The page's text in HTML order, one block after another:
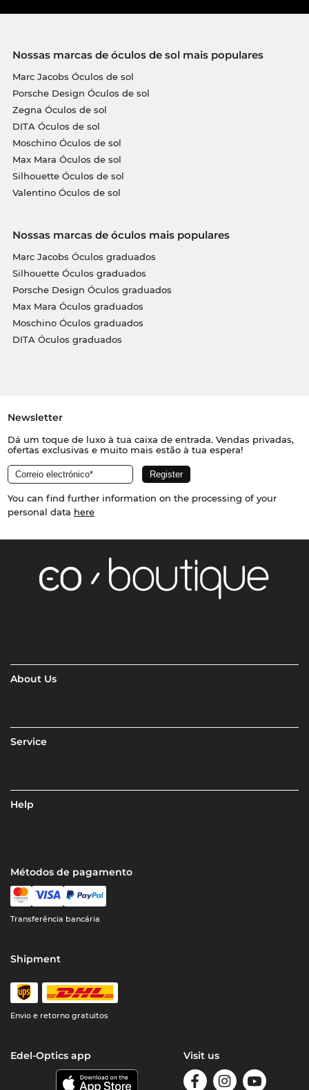
Nossas marcas de óculos de sol mais populares
Marc Jacobs Óculos de sol
Porsche Design Óculos de sol
Zegna Óculos de sol
DITA Óculos de sol
Moschino Óculos de sol
Max Mara Óculos de sol
Silhouette Óculos de sol
Valentino Óculos de sol
Nossas marcas de óculos mais populares
Marc Jacobs Óculos graduados
Silhouette Óculos graduados
Porsche Design Óculos graduados
Max Mara Óculos graduados
Moschino Óculos graduados
DITA Óculos graduados
Newsletter
Dá um toque de luxo à tua caixa de entrada. Vendas privadas,
ofertas exclusivas e muito mais estão à tua espera!
You can find further information on the processing of your
personal data here
About Us
Service
Help
Métodos de pagamento
Transferência bancária
Shipment
Envio e retorno gratuitos
Edel-Optics app Visit us